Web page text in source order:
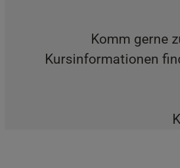
Komm gerne
Kursinformationen